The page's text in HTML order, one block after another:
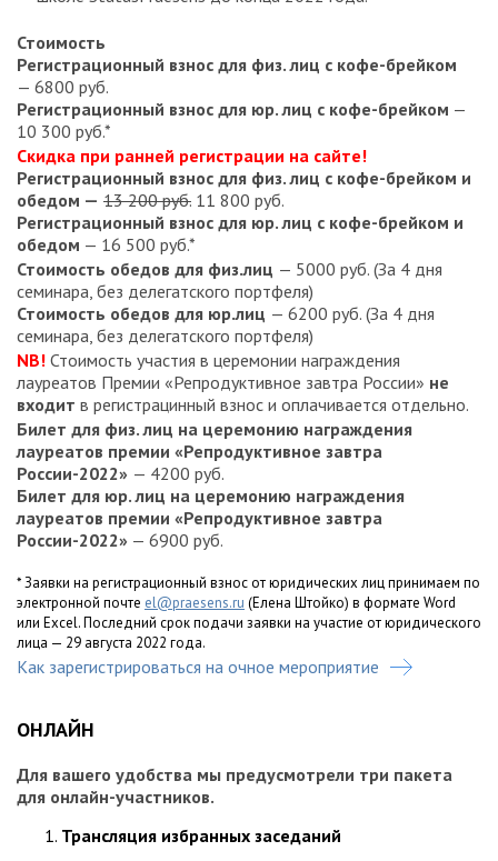
Стоимость
Регистрационный взнос для физ. лиц с кофе-брейком
— 6800 руб.
Регистрационный взнос для юр. лиц с кофе-брейком —
10 300 руб.*
Скидка при ранней регистрации на сайте!
Регистрационный взнос для физ. лиц с кофе-брейком и
обедом — 13 200 руб. 11 800 руб.
Регистрационный взнос для юр. лиц с кофе-брейком и
обедом — 16 500 руб.*
Стоимость обедов для физ.лиц — 5000 руб. (За 4 дня
семинара, без делегатского портфеля)
Стоимость обедов для юр.лиц — 6200 руб. (За 4 дня
семинара, без делегатского портфеля)
NB! Стоимость участия в церемонии награждения
лауреатов Премии «Репродуктивное завтра России» не
входит в регистрацинный взнос и оплачивается отдельно.
Билет для физ. лиц на церемонию награждения
лауреатов премии «Репродуктивное завтра
России-2022» — 4200 руб.
Билет для юр. лиц на церемонию награждения
лауреатов премии «Репродуктивное завтра
России-2022» — 6900 руб.
* Заявки на регистрационный взнос от юридических лиц принимаем по
электронной почте el@praesens.ru (Елена Штойко) в формате Word
или Excel. Последний срок подачи заявки на участие от юридического
лица — 29 августа 2022 года.
Как зарегистрироваться на очное мероприятие
ОНЛАЙН
Для вашего удобства мы предусмотрели три пакета
для онлайн-участников.
Трансляция избранных заседаний